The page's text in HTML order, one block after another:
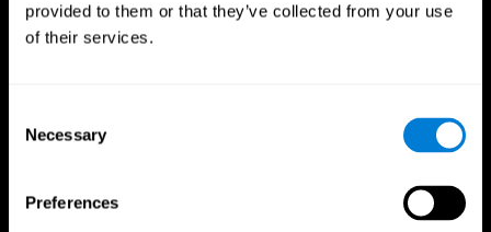
provided to them or that they’ve collected from your use
of their services.
Selection
Necessary
Preferences